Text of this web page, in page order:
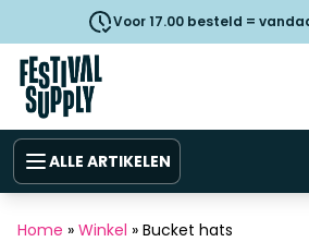
Voor 17.00 besteld =
ALLE ARTIKELEN
Home » Winkel » Bucket hats